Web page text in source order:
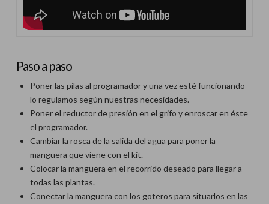
Paso a paso
Poner las pilas al programador y una vez esté funcionando
lo regulamos según nuestras necesidades.
Poner el reductor de presión en el grifo y enroscar en éste
el programador.
Cambiar la rosca de la salida del agua para poner la
manguera que viene con el kit.
Colocar la manguera en el recorrido deseado para llegar a
todas las plantas.
Conectar la manguera con los goteros para situarlos en las